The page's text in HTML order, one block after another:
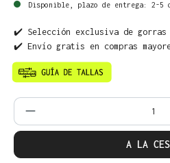
Disponible, plazo de entrega: 2-5
✔️ Selección exclusiva de gorras
✔️ Envío gratis en compras
Cantidad del
A LA